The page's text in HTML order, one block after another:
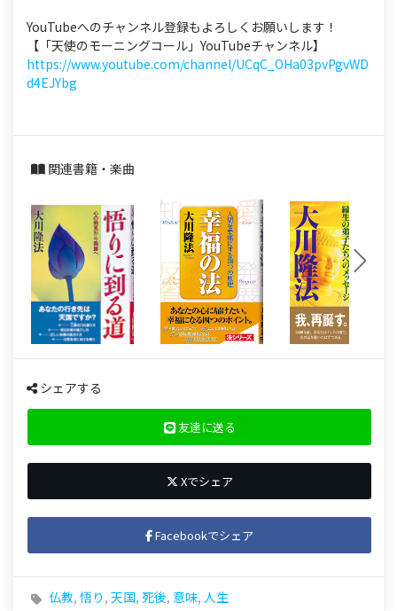
YouTubeへのチャンネル登録もよろしくお願いします！
【「天使のモーニングコール」YouTubeチャンネル】
https://www.youtube.com/channel/UCqC_OHa03pvPgvWD
d4EJYbg
関連書籍・楽曲
シェアする
友達に送る
Xでシェア
Facebookでシェア
仏教, 悟り , 天国, 死後, 意味, 人生